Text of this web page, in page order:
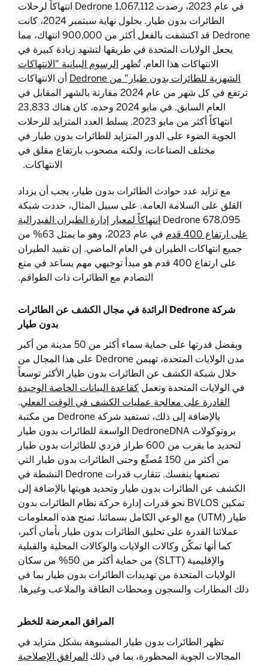
في عام 2023، رصدت Dedrone 1,067,112 انتهاكاً لرحلات
الطائرات بدون طيار. بحلول نهاية سبتمبر 2024، كانت
Dedrone قد اكتشفت بالفعل أكثر من 900,000 انتهاك، مما
يجعل الولايات المتحدة في طريقها لتشهد زيادة كبيرة في
الانتهاكات هذا العام. تُظهر
الرسوم البيانية "الانتهاكات
الشهرية للطائرات بدون طيار" من Dedrone
أن الانتهاكات
ترتفع في كل شهر من عام 2024 مقارنة بالشهر المقابل في
العام السابق. في مايو 2024 وحده، كان هناك 23,833
انتهاكاً أكثر من مايو 2023. يسلط العدد المتزايد للرحلات
الجوية الضوء على الدور المتزايد للطائرات بدون طيار في
مختلف الصناعات، ولكنه مصحوب بارتفاع مقلق في
الانتهاكات.
مع تزايد عدد حوادث الطائرات بدون طيار، يجب أن يزداد
القلق على السلامة العامة. على سبيل المثال، حددت شبكة
Dedrone 678,095 انتهاكاً لمعيار إدارة الطيران الفيدرالية
على ارتفاع 400 قدم
في عام 2023، وهو ما يمثل 63% من
جميع انتهاكات الطيران في العام الماضي. إن تقييد الطيران
على ارتفاع 400 قدم هو مبدأ توجيهي مهم يساعد في منع
التصادم مع الطائرات ذات الطواقم.
شركة Dedrone الرائدة في مجال الكشف عن الطائرات
بدون طيار
وبفضل قدرتها على حماية سماء أكثر من 50 مدينة من أكبر
مدن الولايات المتحدة، تهيمن Dedrone على هذا المجال من
خلال شبكة الكشف عن الطائرات بدون طيار الأكثر توسعاً
في الولايات المتحدة وتعمل كقاعدة البيانات الخاصة الوحيدة
القادرة على معالجة عمليات الكشف في الوقت الفعلي.
بالإضافة إلى ذلك، تستفيد شركة Dedrone من مكتبة
بروتوكولات DedroneDNA الواسعة للطائرات بدون طيار
لتحديد ما يقرب من 600 طراز فردي للطائرات بدون طيار
من أكثر من 150 مُصنِّع وحتى الطائرات بدون طيار التي
تصنعها بنفسك. تتقارب قدرات Dedrone النشطة في
الكشف عن الطائرات بدون طيار وتحديد هويتها بالإضافة إلى
تمكين BVLOS نحو قدرات إدارة حركة نظام الطائرات بدون
طيار (UTM) مع الوعي الكامل بسمائنا. تمنح هذه المعلومات
عملائنا القدرة على تحليق الطائرات بدون طيار بأمان أكبر،
كما أنها تمكّن وكالات الولايات والوكالات المحلية والقبلية
والإقليمية (SLTT) من حماية أكثر من 50% من سكان
الولايات المتحدة من تهديدات الطائرات بدون طيار بما في
ذلك المطارات والسجون ومحطات الطاقة والملاعب وغيرها.
المرافق المعرضة للخطر
تظهر الطائرات بدون طيار المشبوهة بشكل متزايد في
المجالات الجوية المحظورة، بما في ذلك المرافق الإصلاحية